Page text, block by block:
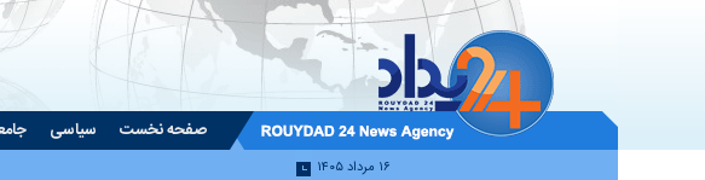
صفحه نخست سیاسی
۱۶ مرداد ۱۴۰۵